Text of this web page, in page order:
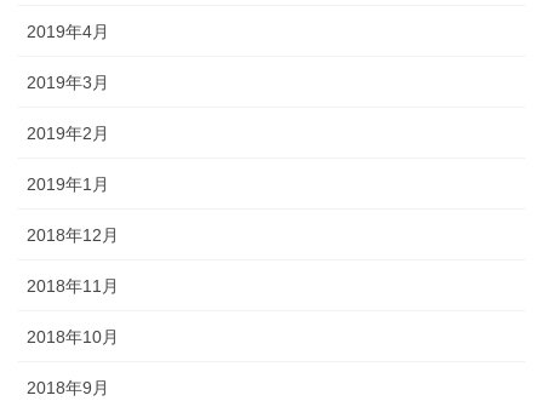
2019年4月
2019年3月
2019年2月
2019年1月
2018年12月
2018年11月
2018年10月
2018年9月